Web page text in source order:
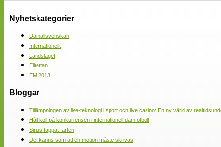
Nyhetskategorier
Damallsvenskan
Internationellt
Landslaget
Elitettan
EM 2013
Bloggar
Tillämpningen av live-teknologi i sport och live casino: En ny värld av
Håll koll på konkurrensen i internationell damfotboll
Sirius tappat farten
Det känns som att en motion måste skrivas